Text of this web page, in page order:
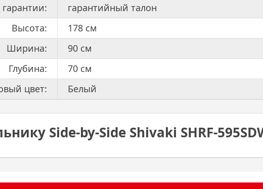
гарантийный талон
Высота:
178 см
Ширина:
90 см
Глубина:
70 см
цвет:
Белый
Side-by-Side Shivaki SHRF-